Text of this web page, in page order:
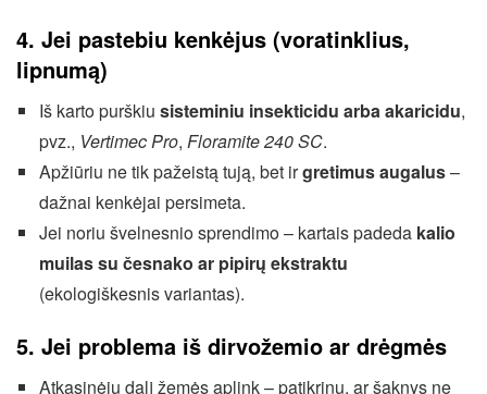
4. Jei pastebiu kenkėjus (voratinklius,
lipnumą)
Iš karto purškiu sisteminiu insekticidu arba akaricidu,
pvz., Vertimec Pro, Floramite 240 SC.
Apžiūriu ne tik pažeistą tują, bet irgretimus augalus–
dažnai kenkėjai persimeta.
Jei noriu švelnesnio sprendimo – kartais padeda kalio
muilas su česnako ar pipirų ekstraktu
(ekologiškesnis variantas).
5. Jei problema iš dirvožemio ar drėgmės
Atkasinėju dalį žemės aplink – patikrinu, ar šaknys ne